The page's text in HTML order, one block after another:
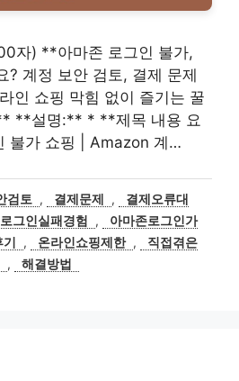
자) **아마존 로그인 불가,
? 계정 보안 검토, 결제 문제
인 쇼핑 막힘 없이 즐기는 꿀
**설명:** * **제목 내용 요
불가 쇼핑 | Amazon 계…
검토 , 결제문제 ,
결제오류대
로그인실패경험 ,
아마존로그인가
, 온라인쇼핑제한 ,
직접겪은
, 해결방법